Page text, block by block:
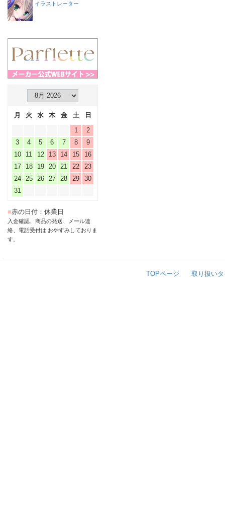
イラストレーター
月 火 水 木 金 土
日
1
2
3
4 5 6 7 8
9
10
11 12 13 14 15
16
17
18 19 20 21 22
23
24
25 26 27 28 29
30
31
■赤の日付：休業日
入金確認、商品の発送、メール連
絡、電話受付は おやすみしておりま
す。
TOPページ 取り扱い